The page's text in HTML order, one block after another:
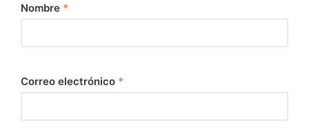
Nombre *
Correo electrónico *